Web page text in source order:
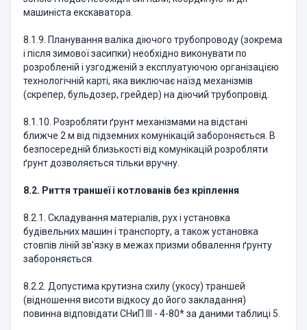
машиніста екскаватора.
8.1.9. Планування валіка діючого трубопроводу (зокрема
і після зимової засипки) необхідно виконувати по
розробленій і узгодженій з експлуатуючою організацією
технологічній карті, яка виключає наїзд механізмів
(скрепер, бульдозер, грейдер) на діючий трубопровід.
8.1.10. Розробляти ґрунт механізмами на відстані
ближче 2 м від підземних комунікацій забороняється. В
безпосередній близькості від комунікацій розробляти
ґрунт дозволяється тільки вручну.
8.2. Риття траншеї і котлованів без кріплення
8.2.1. Складування матеріалів, рух і установка
будівельних машин і транспорту, а також установка
стовпів ліній зв'язку в межах призми обвалення ґрунту
забороняється.
8.2.2. Допустима крутизна схилу (укосу) траншей
(відношення висоти відкосу до його закладання)
повинна відповідати СНиП ІІІ - 4-80* за даними таблиці 5.